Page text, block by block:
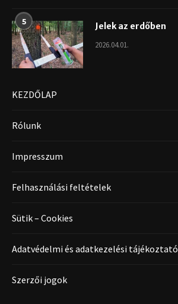
5 Jelek az erdőben
2026.04.01.
KEZDŐLAP
Rólunk
Impresszum
Felhasználási feltételek
Sütik – Cookies
Adatvédelmi és adatkezelési tájékoztató
Szerzői jogok